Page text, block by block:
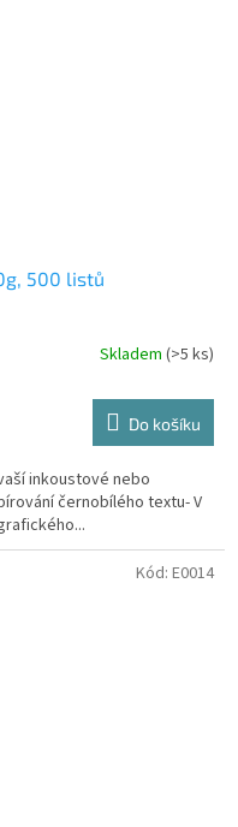
500 listů
Skladem (>5 ks)
Do košíku
inkoustové nebo
černobílého textu- V
Kód: E0014